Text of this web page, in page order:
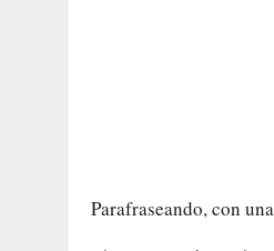
Parafraseando, con